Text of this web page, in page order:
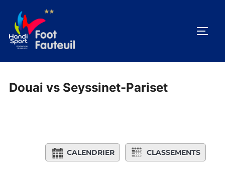
contenu
Douai vs Seyssinet-Pariset
CALENDRIER CLASSEMENTS